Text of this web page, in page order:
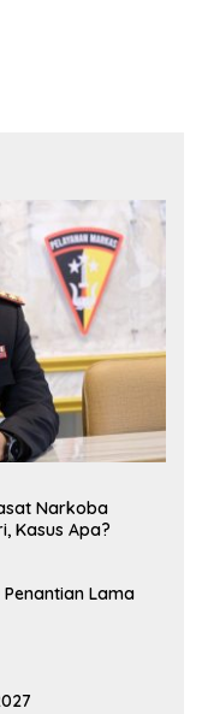
Narkoba
Kasus Apa?
Penantian Lama